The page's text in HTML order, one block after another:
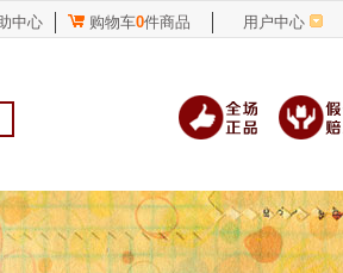
中心 购物车0件商品 用户中心